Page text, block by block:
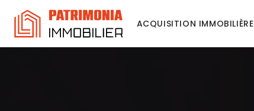
ACQUISITION IMMOBILIÈRE